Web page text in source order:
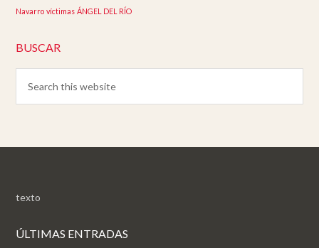
Navarro víctimas ÁNGEL DEL RÍO
BUSCAR
texto
ÚLTIMAS ENTRADAS